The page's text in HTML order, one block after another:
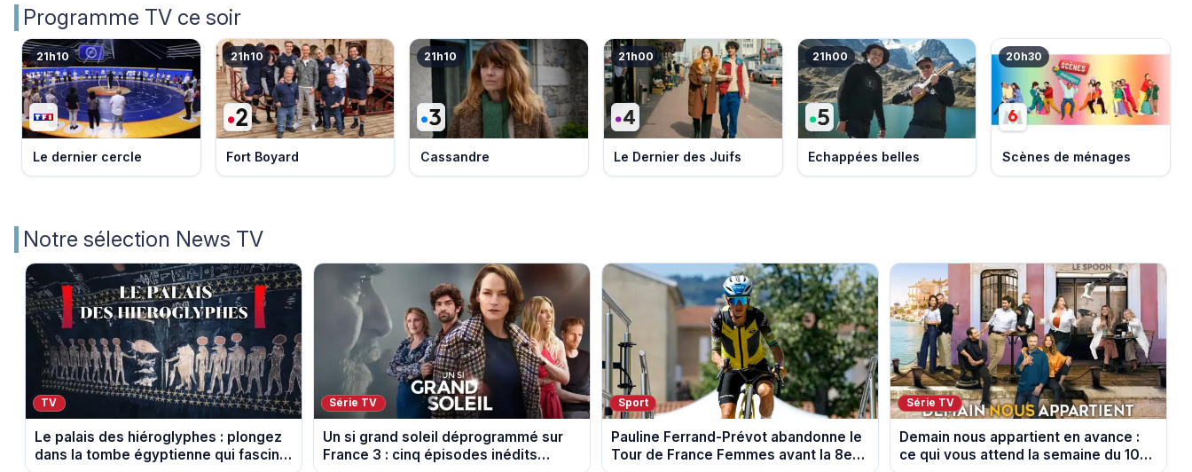
Programme TV ce soir
21h10
Le dernier cercle
21h10
Fort Boyard
21h10
Cassandre
21h00
Le Dernier des Juifs
21h00
Echappées belles
20h30
Scènes de ménages
Notre sélection News TV
TV
Le palais des hiéroglyphes : plongez
dans la tombe égyptienne qui fascine
Série TV
Un si grand soleil déprogrammé sur
France 3 : cinq épisodes inédits
Sport
Pauline Ferrand-Prévot abandonne le
Tour de France Femmes avant la 8e
Série TV
Demain nous appartient en avance :
ce qui vous attend la semaine du 10